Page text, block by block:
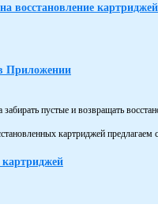
восстановление картриджей
Приложении
пустые и возвращать
картриджей предлагаем
картриджей